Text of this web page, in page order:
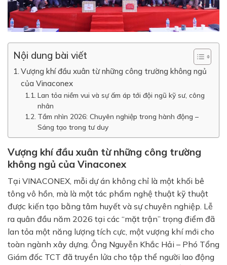
Nội dung bài viết
Vượng khí đầu xuân từ những công trường không ngủ
của Vinaconex
Lan tỏa niềm vui và sự ấm áp tới đội ngũ kỹ sư, công
nhân
Tầm nhìn 2026: Chuyên nghiệp trong hành động –
Sáng tạo trong tư duy
Vượng khí đầu xuân từ những công trường
không ngủ của Vinaconex
Tại VINACONEX, mỗi dự án không chỉ là một khối bê
tông vô hồn, mà là một tác phẩm nghệ thuật kỹ thuật
được kiến tạo bằng tâm huyết và sự chuyên nghiệp. Lễ
ra quân đầu năm 2026 tại các “mặt trận” trọng điểm đã
lan tỏa một năng lượng tích cực, một vượng khí mới cho
toàn ngành xây dựng. Ông Nguyễn Khắc Hải – Phó Tổng
Giám đốc TCT đã truyền lửa cho tập thể người lao động